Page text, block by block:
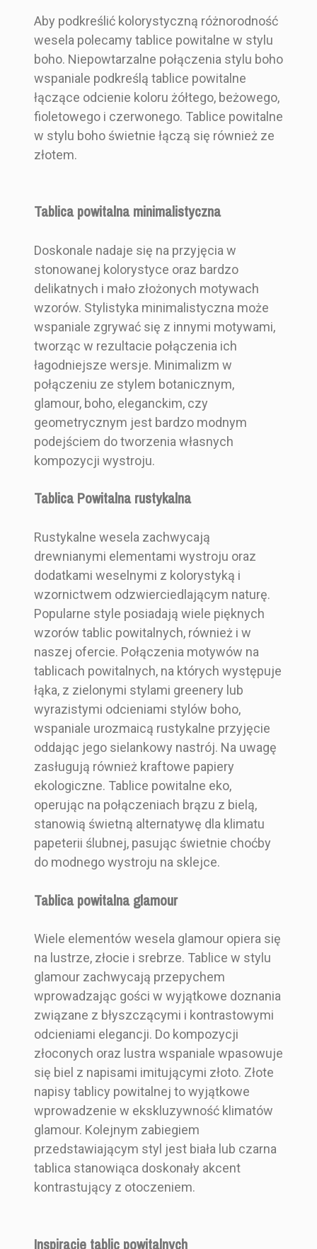
Aby podkreślić kolorystyczną różnorodność
wesela polecamy tablice powitalne w stylu
boho. Niepowtarzalne połączenia stylu boho
wspaniale podkreślą tablice powitalne
łączące odcienie koloru żółtego, beżowego,
fioletowego i czerwonego. Tablice powitalne
w stylu boho świetnie łączą się również ze
złotem.
Tablica powitalna minimalistyczna
Doskonale nadaje się na przyjęcia w
stonowanej kolorystyce oraz bardzo
delikatnych i mało złożonych motywach
wzorów. Stylistyka minimalistyczna może
wspaniale zgrywać się z innymi motywami,
tworząc w rezultacie połączenia ich
łagodniejsze wersje. Minimalizm w
połączeniu ze stylem botanicznym,
glamour, boho, eleganckim, czy
geometrycznym jest bardzo modnym
podejściem do tworzenia własnych
kompozycji wystroju.
Tablica Powitalna rustykalna
Rustykalne wesela zachwycają
drewnianymi elementami wystroju oraz
dodatkami weselnymi z kolorystyką i
wzornictwem odzwierciedlającym naturę.
Popularne style posiadają wiele pięknych
wzorów tablic powitalnych, również i w
naszej ofercie. Połączenia motywów na
tablicach powitalnych, na których występuje
łąka, z zielonymi stylami greenery lub
wyrazistymi odcieniami stylów boho,
wspaniale urozmaicą rustykalne przyjęcie
oddając jego sielankowy nastrój. Na uwagę
zasługują również kraftowe papiery
ekologiczne. Tablice powitalne eko,
operując na połączeniach brązu z bielą,
stanowią świetną alternatywę dla klimatu
papeterii ślubnej, pasując świetnie choćby
do modnego wystroju na sklejce.
Tablica powitalna glamour
Wiele elementów wesela glamour opiera się
na lustrze, złocie i srebrze. Tablice w stylu
glamour zachwycają przepychem
wprowadzając gości w wyjątkowe doznania
związane z błyszczącymi i kontrastowymi
odcieniami elegancji. Do kompozycji
złoconych oraz lustra wspaniale wpasowuje
się biel z napisami imitującymi złoto. Złote
napisy tablicy powitalnej to wyjątkowe
wprowadzenie w ekskluzywność klimatów
glamour. Kolejnym zabiegiem
przedstawiającym styl jest biała lub czarna
tablica stanowiąca doskonały akcent
kontrastujący z otoczeniem.
Inspiracje tablic powitalnych